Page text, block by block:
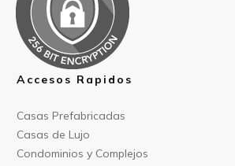
Accesos Rapidos
Casas Prefabricadas
Casas de Lujo
Condominios y Complejos